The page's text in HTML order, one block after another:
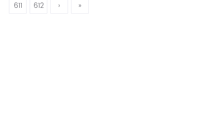
611
612 › »